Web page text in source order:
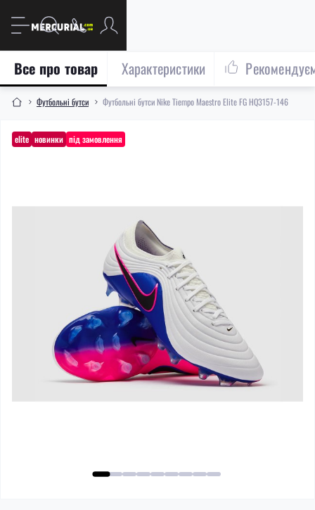
Футбольні бутси Футбольні бутси Nike Tiempo Maestro Elite FG HQ3157-146
Все про товар Характеристики
elite новинки під замовлення